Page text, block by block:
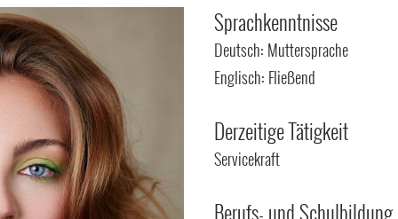
Sprachkenntnisse
Deutsch: Muttersprache
Englisch: Fließend
Derzeitige Tätigkeit
Servicekraft
Berufs- und Schulbildung